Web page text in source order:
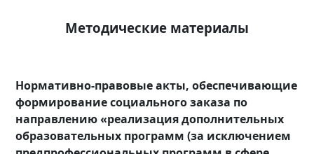
Методические материалы
Нормативно-правовые акты, обеспечивающие
формирование социального заказа по
направлению «реализация дополнительных
образовательных программ (за исключением